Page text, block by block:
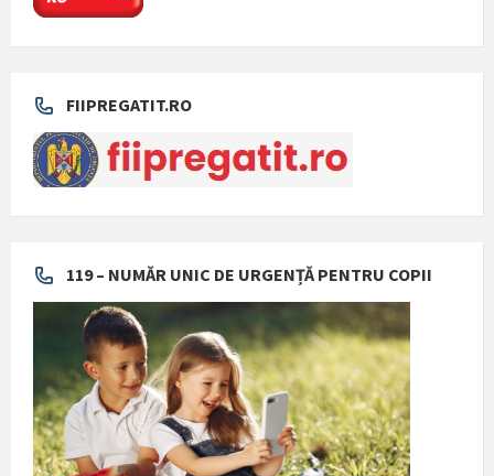
FIIPREGATIT.RO
119 – NUMĂR UNIC DE URGENȚĂ PENTRU COPII